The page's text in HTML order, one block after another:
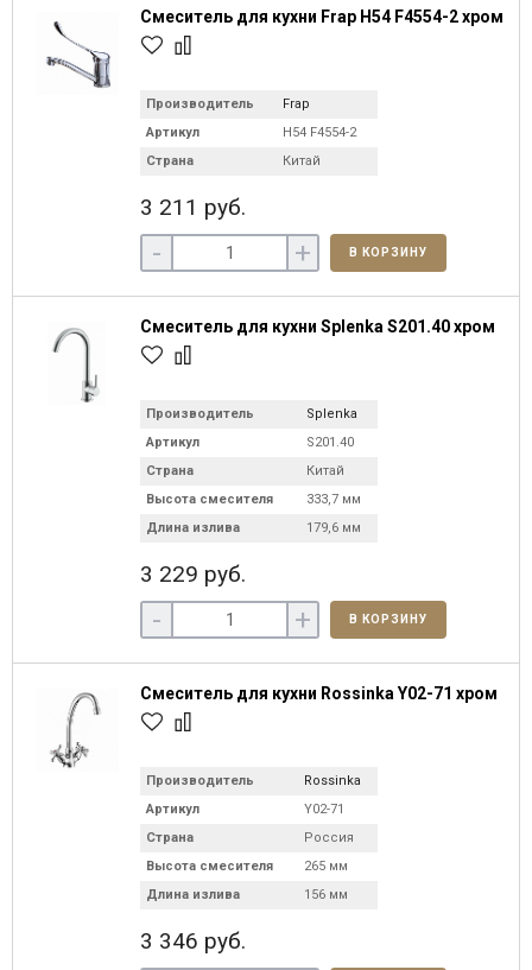
Смеситель для кухни Frap H54 F4554-2 хром
Производитель
Frap
Артикул
H54 F4554-2
Страна
Китай
3 211 руб.
- + В КОРЗИНУ
Смеситель для кухни Splenka S201.40 хром
Производитель
Splenka
Артикул
S201.40
Страна
Китай
Высота смесителя
333,7 мм
Длина излива
179,6 мм
3 229 руб.
- + В КОРЗИНУ
Смеситель для кухни Rossinka Y02-71 хром
Производитель
Rossinka
Артикул
Y02-71
Страна
Россия
Высота смесителя
265 мм
Длина излива
156 мм
3 346 руб.